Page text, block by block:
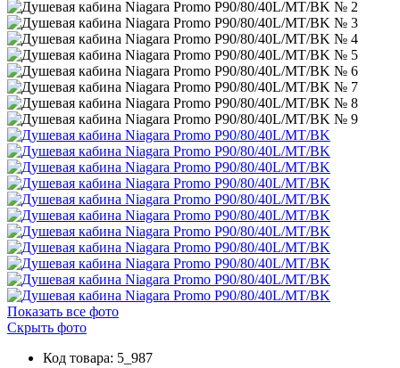
Показать все фото
Скрыть фото
Код товара: 5_987